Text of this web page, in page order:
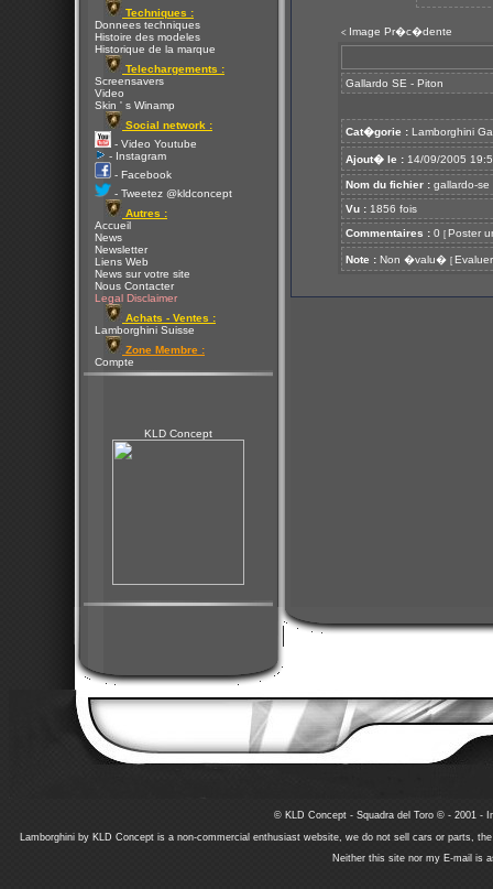
Techniques :
Donnees techniques
Histoire des modeles
Historique de la marque
Telechargements :
Screensavers
Video
Skin ' s Winamp
Social network :
- Video Youtube
- Instagram
- Facebook
- Tweetez @kldconcept
Autres :
Accueil
News
Newsletter
Liens Web
News sur votre site
Nous Contacter
Legal Disclaimer
Achats - Ventes :
Lamborghini Suisse
Zone Membre :
Compte
KLD Concept
< Image Pr�c�dente
Gallardo SE - Piton
Cat�gorie : Lamborghini
Ajout� le : 14/09/2005
Nom du fichier : gallardo-se
Vu : 1856 fois
Commentaires : 0 [ Poster
Note : Non �valu� [ Evaluer
© KLD Concept - Squadra del Toro © - 2001 -
Lamborghini by KLD Concept is a non-commercial enthusiast website, we do not sell cars or parts,
Neither this site nor my E-mail is